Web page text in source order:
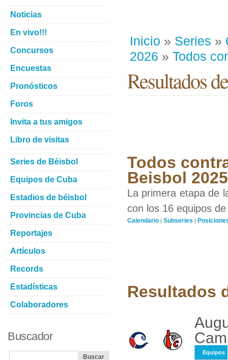
Inicio » Series »
2026 » Todos
Resultados
Todos
Beisbol
La primera etapa de
con los 16 equipos
Calendario | Subseries |
Resultados
Equipos
Noticias
En vivo!!!
Concursos
Encuestas
Pronósticos
Foros
Invita a tus amigos
Libro de visitas
Series de Béisbol
Equipos de Cuba
Estadios de béisbol
Provincias de Cuba
Reportajes
Artículos
Records
Estadísticas
Colaboradores
Buscador